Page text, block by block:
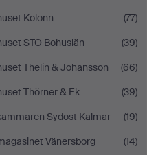
Kolonn
(77)
STO Bohuslän
(39)
Thelin & Johansson
(66)
Thörner & Ek
(39)
Sydost Kalmar
(19)
Vänersborg
(14)